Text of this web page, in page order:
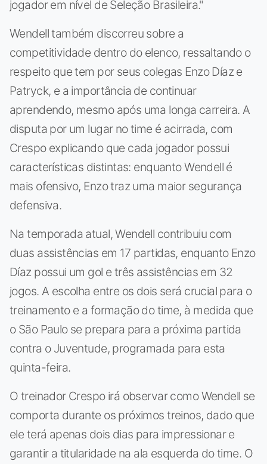
jogador em nível de Seleção Brasileira."
Wendell também discorreu sobre a
competitividade dentro do elenco, ressaltando o
respeito que tem por seus colegas Enzo Díaz e
Patryck, e a importância de continuar
aprendendo, mesmo após uma longa carreira. A
disputa por um lugar no time é acirrada, com
Crespo explicando que cada jogador possui
características distintas: enquanto Wendell é
mais ofensivo, Enzo traz uma maior segurança
defensiva.
Na temporada atual, Wendell contribuiu com
duas assistências em 17 partidas, enquanto Enzo
Díaz possui um gol e três assistências em 32
jogos. A escolha entre os dois será crucial para o
treinamento e a formação do time, à medida que
o São Paulo se prepara para a próxima partida
contra o Juventude, programada para esta
quinta-feira.
O treinador Crespo irá observar como Wendell se
comporta durante os próximos treinos, dado que
ele terá apenas dois dias para impressionar e
garantir a titularidade na ala esquerda do time. O